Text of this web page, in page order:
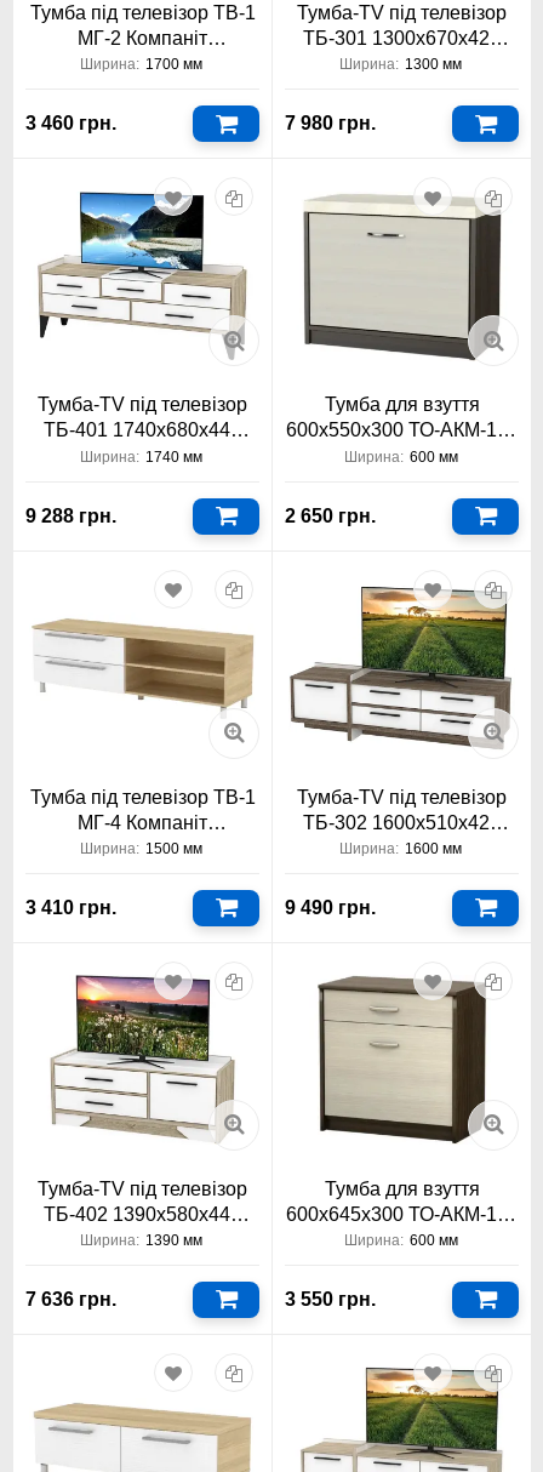
Тумба під телевізор ТВ-1
МГ-2 Компаніт
1700x334x400
Ширина: 1700 мм
3 460 грн.
Тумба-TV під телевізор
ТБ-301 1300х670х420
Тіса Меблі
Ширина: 1300 мм
7 980 грн.
Тумба-TV під телевізор
ТБ-401 1740х680х440
Тіса Меблі
Ширина: 1740 мм
9 288 грн.
Тумба для взуття
600х550х300 ТО-АКМ-122
Тіса Меблі АКМ
Ширина: 600 мм
2 650 грн.
Тумба під телевізор ТВ-1
МГ-4 Компаніт
1500x480x420
Ширина: 1500 мм
3 410 грн.
Тумба-TV під телевізор
ТБ-302 1600х510х420
Тіса Меблі
Ширина: 1600 мм
9 490 грн.
Тумба-TV під телевізор
ТБ-402 1390х580х440
Тіса Меблі
Ширина: 1390 мм
7 636 грн.
Тумба для взуття
600х645х300 ТО-АКМ-102
Тіса Меблі АКМ
Ширина: 600 мм
3 550 грн.